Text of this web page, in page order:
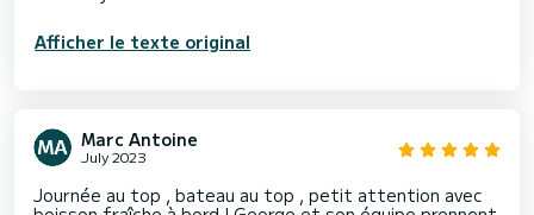
Afficher le texte original
Marc Antoine
July 2023
Journée au top , bateau au top , petit attention avec